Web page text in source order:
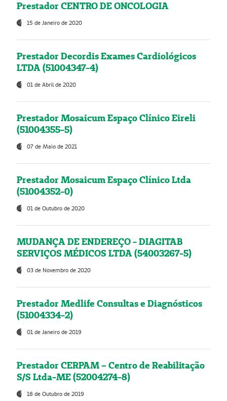
Prestador CENTRO DE ONCOLOGIA
15 de Janeiro de 2020
Prestador Decordis Exames Cardiológicos
LTDA (51004347-4)
01 de Abril de 2020
Prestador Mosaicum Espaço Clínico Eireli
(51004355-5)
07 de Maio de 2021
Prestador Mosaicum Espaço Clínico Ltda
(51004352-0)
01 de Outubro de 2020
MUDANÇA DE ENDEREÇO - DIAGITAB
SERVIÇOS MÉDICOS LTDA (54003267-5)
03 de Novembro de 2020
Prestador Medlife Consultas e Diagnósticos
(51004334-2)
01 de Janeiro de 2019
Prestador CERPAM – Centro de Reabilitação
S/S Ltda-ME (52004274-8)
18 de Outubro de 2019